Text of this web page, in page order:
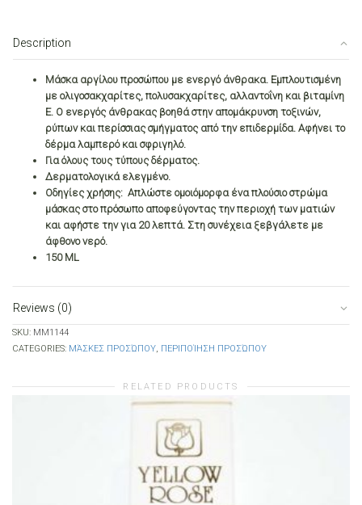
ΑΝΘΡΑΚΑ
Description
Μάσκα αργίλου προσώπου με ενεργό άνθρακα. Εμπλουτισμένη
με ολιγοσακχαρίτες, πολυσακχαρίτες, αλλαντοΐνη και βιταμίνη
Ε. O ενεργός άνθρακας βοηθά στην απομάκρυνση τοξινών,
ρύπων και περίσσιας σμήγματος από την επιδερμίδα. Αφήνει το
δέρμα λαμπερό και σφριγηλό.
Για όλους τους τύπους δέρματος.
Δερματολογικά ελεγμένο.
Οδηγίες χρήσης: Απλώστε ομοιόμορφα ένα πλούσιο στρώμα
μάσκας στο πρόσωπο αποφεύγοντας την περιοχή των ματιών
και αφήστε την για 20 λεπτά. Στη συνέχεια ξεβγάλετε με
άφθονο νερό.
150 ML
Reviews (0)
SKU: ΜΜ1144
CATEGORIES: ΜΆΣΚΕΣ ΠΡΟΣΏΠΟΥ, ΠΕΡΙΠΟΊΗΣΗ ΠΡΟΣΏΠΟΥ
RELATED PRODUCTS